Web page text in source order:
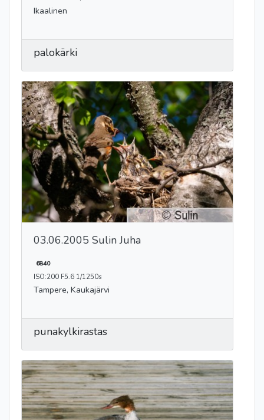
Ikaalinen
palokärki
03.06.2005 Sulin Juha
6840
ISO:200 F5.6 1/1250s
Tampere, Kaukajärvi
punakylkirastas